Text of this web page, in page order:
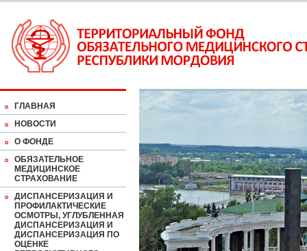
ГЛАВНАЯ
НОВОСТИ
О ФОНДЕ
ОБЯЗАТЕЛЬНОЕ
МЕДИЦИНСКОЕ
СТРАХОВАНИЕ
ДИСПАНСЕРИЗАЦИЯ И
ПРОФИЛАКТИЧЕСКИЕ
ОСМОТРЫ, УГЛУБЛЕННАЯ
ДИСПАНСЕРИЗАЦИЯ И
ДИСПАНСЕРИЗАЦИЯ ПО
ОЦЕНКЕ